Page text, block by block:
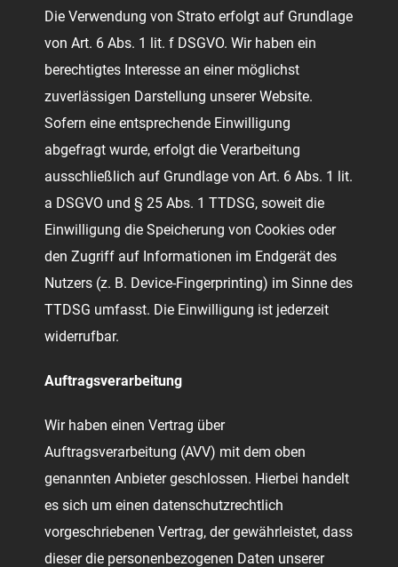
Die Verwendung von Strato erfolgt auf Grundlage
von Art. 6 Abs. 1 lit. f DSGVO. Wir haben ein
berechtigtes Interesse an einer möglichst
zuverlässigen Darstellung unserer Website.
Sofern eine entsprechende Einwilligung
abgefragt wurde, erfolgt die Verarbeitung
ausschließlich auf Grundlage von Art. 6 Abs. 1 lit.
a DSGVO und § 25 Abs. 1 TTDSG, soweit die
Einwilligung die Speicherung von Cookies oder
den Zugriff auf Informationen im Endgerät des
Nutzers (z. B. Device-Fingerprinting) im Sinne des
TTDSG umfasst. Die Einwilligung ist jederzeit
widerrufbar.
Auftragsverarbeitung
Wir haben einen Vertrag über
Auftragsverarbeitung (AVV) mit dem oben
genannten Anbieter geschlossen. Hierbei handelt
es sich um einen datenschutzrechtlich
vorgeschriebenen Vertrag, der gewährleistet, dass
dieser die personenbezogenen Daten unserer